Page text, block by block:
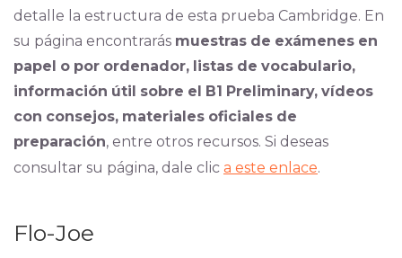
detalle la estructura de esta prueba Cambridge. En
su página encontrarás muestras de exámenes en
papel o por ordenador, listas de vocabulario,
información útil sobre el B1 Preliminary, vídeos
con consejos, materiales oficiales de
preparación, entre otros recursos. Si deseas
consultar su página, dale clic a este enlace.
Flo-Joe